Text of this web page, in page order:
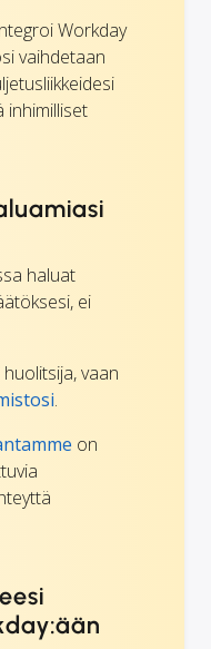
Workday
vaihdetaan
inhimilliset
haluat
ei
vaan
.
on